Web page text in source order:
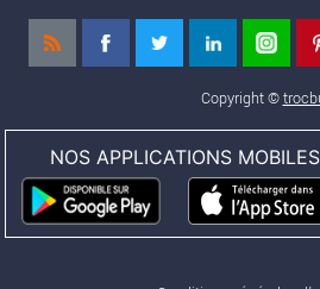
Copyright ©
NOS APPLICATIONS MOBILES